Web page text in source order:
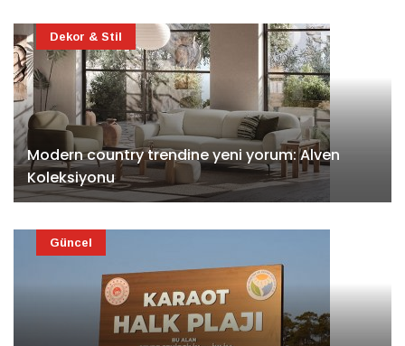
Modern country trendine yeni yorum: Alven
Koleksiyonu
Dekor & Stil
Güncel